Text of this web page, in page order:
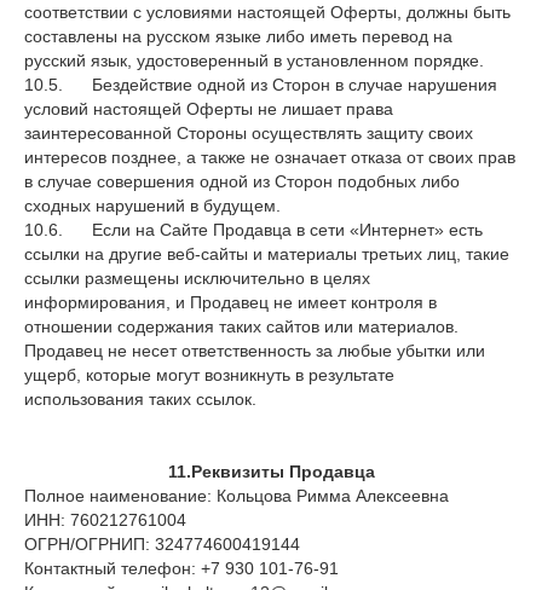
соответствии с условиями настоящей Оферты, должны быть
составлены на русском языке либо иметь перевод на
русский язык, удостоверенный в установленном порядке.
10.5. Бездействие одной из Сторон в случае нарушения
условий настоящей Оферты не лишает права
заинтересованной Стороны осуществлять защиту своих
интересов позднее, а также не означает отказа от своих прав
в случае совершения одной из Сторон подобных либо
сходных нарушений в будущем.
10.6. Если на Сайте Продавца в сети «Интернет» есть
ссылки на другие веб-сайты и материалы третьих лиц, такие
ссылки размещены исключительно в целях
информирования, и Продавец не имеет контроля в
отношении содержания таких сайтов или материалов.
Продавец не несет ответственность за любые убытки или
ущерб, которые могут возникнуть в результате
использования таких ссылок.
11.Реквизиты Продавца
Полное наименование: Кольцова Римма Алексеевна
ИНН: 760212761004
ОГРН/ОГРНИП: 324774600419144
Контактный телефон: +7 930 101-76-91